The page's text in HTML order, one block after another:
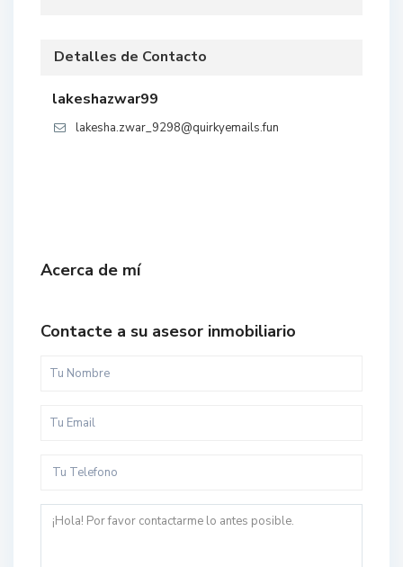
Detalles de Contacto
lakeshazwar99
lakesha.zwar_9298@quirkyemails.fun
Acerca de mí
Contacte a su asesor inmobiliario